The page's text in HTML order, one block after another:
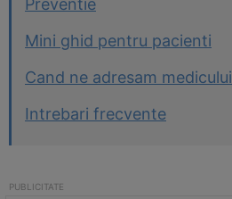
Preventie
Mini ghid pentru pacienti
Cand ne adresam medicului
Intrebari frecvente